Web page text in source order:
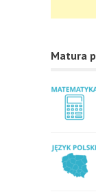
Matura